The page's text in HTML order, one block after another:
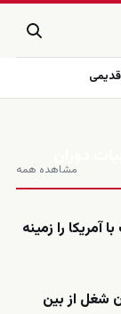
مشاهده همه
دوران
را زمینه
را نداشت: ۹۲ میلیون شغل از بین